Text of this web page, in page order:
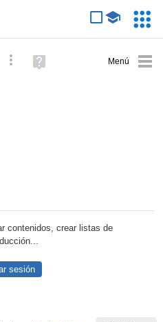
Búsqueda avanzada
Ayuda
(en
contenidos, crear listas de
sesión